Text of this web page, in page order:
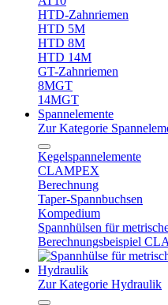
HTD-Zahnriemen
HTD 5M
HTD 8M
HTD 14M
GT-Zahnriemen
8MGT
14MGT
Spannelemente
Zur Kategorie
Kegelspannelemente
CLAMPEX
Berechnung
Taper-Spannbuchsen
Kompedium
Spannhülsen für
Berechnungsbeispiel
Hydraulik
Zur Kategorie Hydraulik